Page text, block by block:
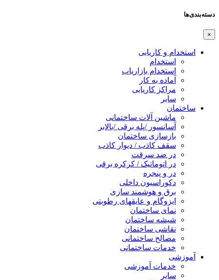
و کاریابی
استخدام
استخدام بازاریاب
آماده به کار
مراکز کاریابی
ماشین آلات ساختمانی
آسانسور /پله برقی /بالابر
بازسازی ساختمان
سقف کاذب / دیوار کاذب
در ضد سرقت
در اتوماتیک / کرکره برقی
در و پنجره
دکوراسیون داخلی
برق و هوشمند سازی
ایزوگام و عایقهای رطوبتی
نمای ساختمان
شیشه ساختمان
نقاشی ساختمان
مصالح ساختمانی
خدمات ساختمانی
خدمات آموزشی